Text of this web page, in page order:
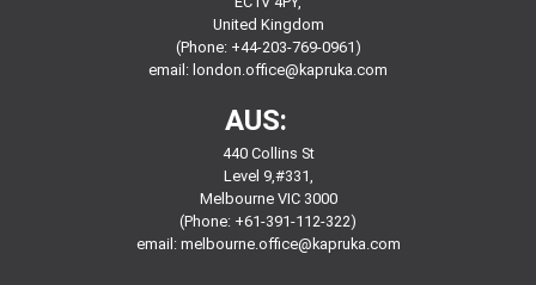
United Kingdom
(Phone: +44-203-769-0961)
email: london.office@kapruka.com
AUS:
440 Collins St
Level 9,#331,
Melbourne VIC 3000
(Phone: +61-391-112-322)
email: melbourne.office@kapruka.com